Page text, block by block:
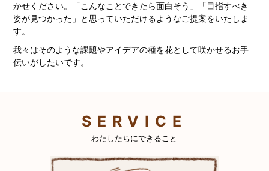
かせください。「こんなことできたら面白そう」「目指すべき
姿が見つかった」と思っていただけるようなご提案をいたしま
す。
我々はそのような課題やアイデアの種を花として咲かせるお手
伝いがしたいです。
SERVICE
わたしたちにできること